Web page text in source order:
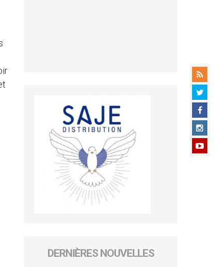
DERNIÈRES NOUVELLES